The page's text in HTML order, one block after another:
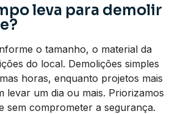
leva para demolir
o tamanho, o material da
do local. Demolições simples
horas, enquanto projetos mais
levar um dia ou mais. Priorizamos
sem comprometer a segurança.